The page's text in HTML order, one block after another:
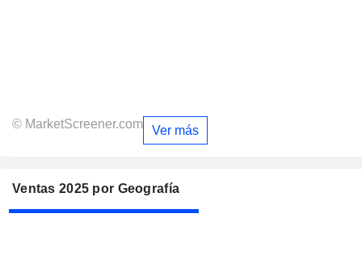
© MarketScreener.com Ver más
Ventas 2025 por Geografía